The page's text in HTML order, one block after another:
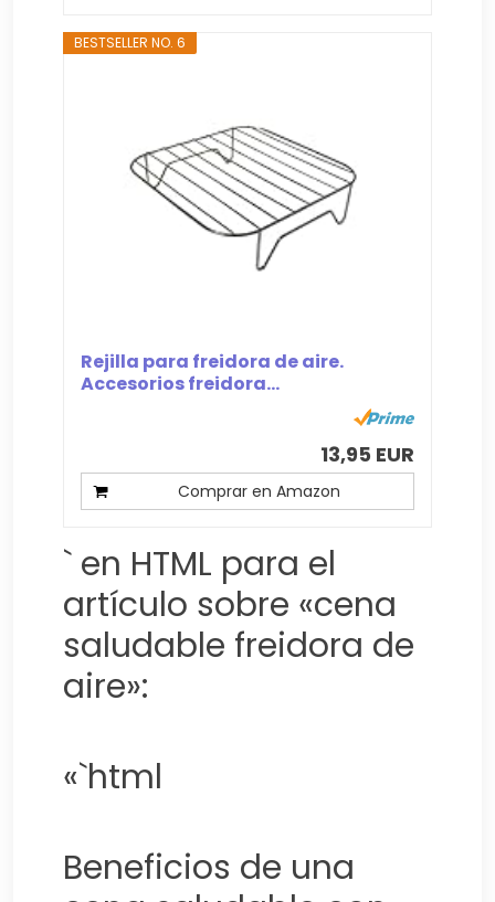
BESTSELLER NO. 6
Rejilla para freidora de aire.
Accesorios freidora...
13,95 EUR
Comprar en Amazon
` en HTML para el
artículo sobre «cena
saludable freidora de
aire»:
«`html
Beneficios de una